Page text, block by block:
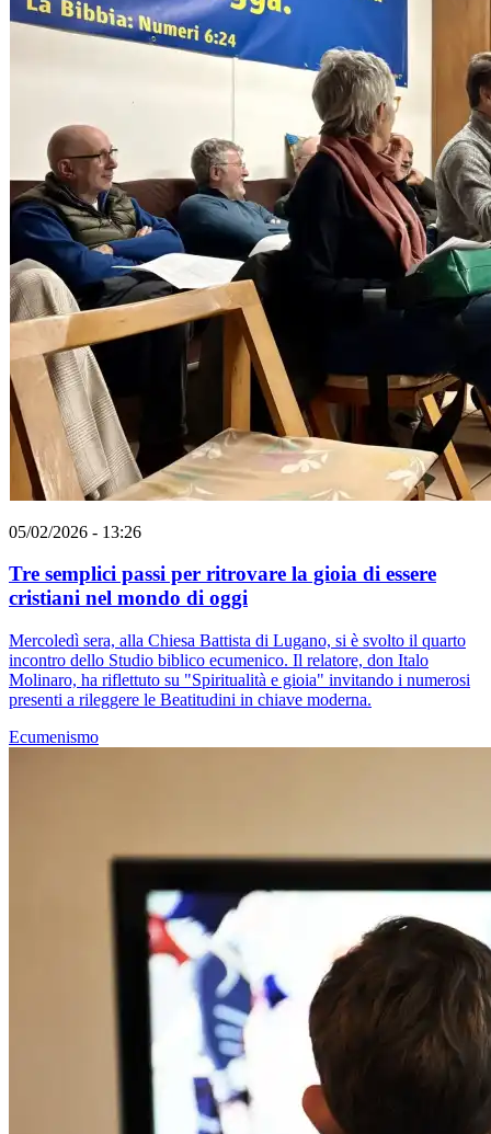
05/02/2026 - 13:26
Tre semplici passi per ritrovare la gioia di essere
cristiani nel mondo di oggi
Mercoledì sera, alla Chiesa Battista di Lugano, si è svolto il quarto
incontro dello Studio biblico ecumenico. Il relatore, don Italo
Molinaro, ha riflettuto su "Spiritualità e gioia" invitando i numerosi
presenti a rileggere le Beatitudini in chiave moderna.
Ecumenismo